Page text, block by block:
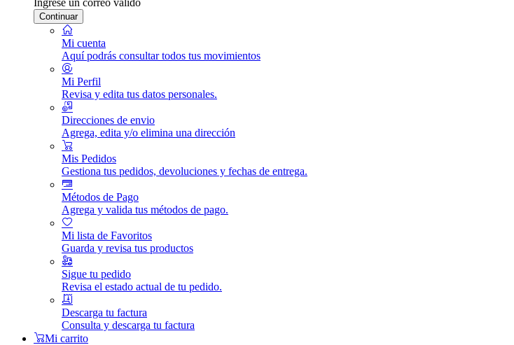
Continuar
Mi cuenta
Aquí podrás consultar todos tus movimientos
Mi Perfil
Revisa y edita tus datos personales.
Direcciones de envio
Agrega, edita y/o elimina una dirección
Mis Pedidos
Gestiona tus pedidos, devoluciones y fechas de entrega.
Métodos de Pago
Agrega y valida tus métodos de pago.
Mi lista de Favoritos
Guarda y revisa tus productos
Sigue tu pedido
Revisa el estado actual de tu pedido.
Descarga tu factura
Consulta y descarga tu factura
Mi carrito